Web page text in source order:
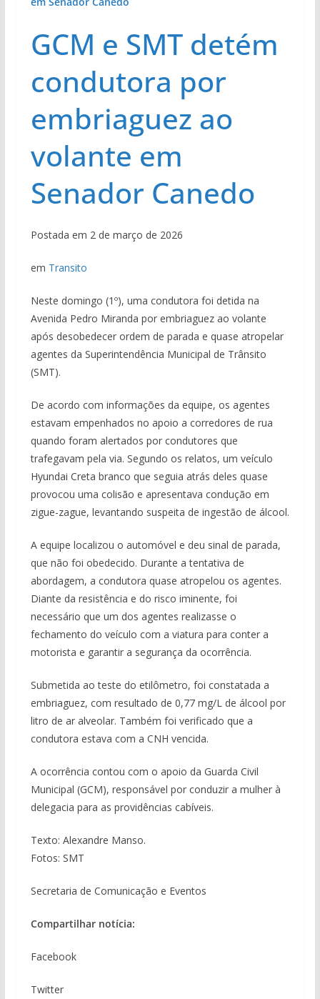
GCM e SMT detém
condutora por
embriaguez ao
volante em
Senador Canedo
Postada em 2 de março de 2026
em Transito
Neste domingo (1º), uma condutora foi detida na
Avenida Pedro Miranda por embriaguez ao volante
após desobedecer ordem de parada e quase atropelar
agentes da Superintendência Municipal de Trânsito
(SMT).
De acordo com informações da equipe, os agentes
estavam empenhados no apoio a corredores de rua
quando foram alertados por condutores que
trafegavam pela via. Segundo os relatos, um veículo
Hyundai Creta branco que seguia atrás deles quase
provocou uma colisão e apresentava condução em
zigue-zague, levantando suspeita de ingestão de álcool.
A equipe localizou o automóvel e deu sinal de parada,
que não foi obedecido. Durante a tentativa de
abordagem, a condutora quase atropelou os agentes.
Diante da resistência e do risco iminente, foi
necessário que um dos agentes realizasse o
fechamento do veículo com a viatura para conter a
motorista e garantir a segurança da ocorrência.
Submetida ao teste do etilômetro, foi constatada a
embriaguez, com resultado de 0,77 mg/L de álcool por
litro de ar alveolar. Também foi verificado que a
condutora estava com a CNH vencida.
A ocorrência contou com o apoio da Guarda Civil
Municipal (GCM), responsável por conduzir a mulher à
delegacia para as providências cabíveis.
Texto: Alexandre Manso.
Fotos: SMT
Secretaria de Comunicação e Eventos
Compartilhar notícia:
Facebook
Twitter